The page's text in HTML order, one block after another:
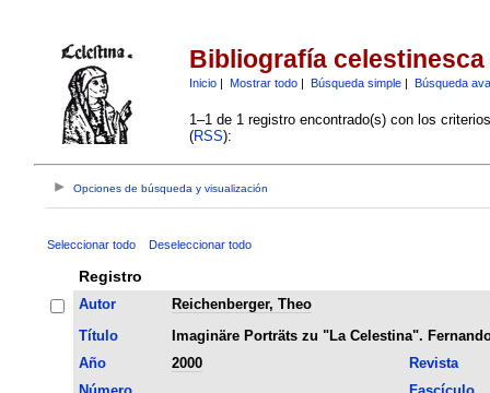
Bibliografía celestinesca
Inicio| Mostrar todo| Búsqueda simple| Búsqueda
1–1 de 1 registro encontrado(s) con los
(RSS):
Opciones de búsqueda y visualización
Seleccionar todo Deseleccionar todo
Registro
Autor
Reichenberger, Theo
Título
Imaginäre Porträts zu "La Celestina".
Año
2000
Revista